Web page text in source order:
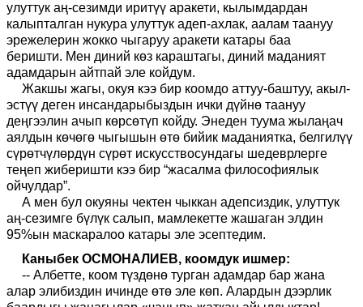
улуттук аң-сезимди иритүү аракети, кылымдардан
калыпталган нукура улуттук адеп-ахлак, аалам таануу
эрежелерин жокко чыгаруу аракети катары баа
беришти. Мен диний көз караштагы, диний маданият
адамдарын айтпай эле койдум.
Жакшы жагы, окуя кээ бир коомдо аттуу-баштуу, акыл-
эстүү деген инсандарыбыздын ички дүйнө таануу
деңгээлин ачып көрсөтүп койду. Энеден туума жылаңач
аялдын көчөгө чыгышын өтө бийик маданиятка, белгилүү
сүрөтчүлөрдүн сүрөт искусствосундагы шедеврлерге
теңеп жиберишти кээ бир “жасалма философиялык
ойчулдар”.
А мен бул окуяны чектен чыккан адепсиздик, улуттук
аң-сезимге бүлүк салып, мамлекетте жашаган элдин
95%ын маскаралоо катары эле эсептедим.
Каныбек ОСМОНАЛИЕВ, коомдук ишмер:
-- Албетте, коом түздөнө турган адамдар бар жана
алар элибиздин ичинде өтө эле көп. Алардын дээрлик